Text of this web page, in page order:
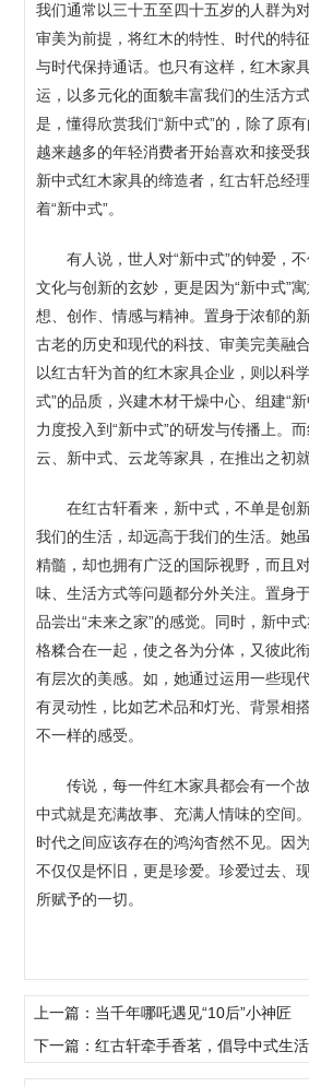
我们通常以三十五至四十五岁的人群为
审美为前提，将红木的特性、时代的特
与时代保持通话。也只有这样，红木家
运，以多元化的面貌丰富我们的生活方
是，懂得欣赏我们“新中式”的，除了原
越来越多的年轻消费者开始喜欢和接受
新中式红木家具的缔造者，红古轩总经
着“新中式”。
有人说，世人对“新中式”的钟爱，不
文化与创新的玄妙，更是因为“新中式”
想、创作、情感与精神。置身于浓郁的
古老的历史和现代的科技、审美完美融
以红古轩为首的红木家具企业，则以科
式”的品质，兴建木材干燥中心、组建“
力度投入到“新中式”的研发与传播上。
云、新中式、云龙等家具，在推出之初
在红古轩看来，新中式，不单是创
我们的生活，却远高于我们的生活。她
精髓，却也拥有广泛的国际视野，而且
味、生活方式等问题都分外关注。置身
品尝出“未来之家”的感觉。同时，新中
格糅合在一起，使之各为分体，又彼此
有层次的美感。如，她通过运用一些现
有灵动性，比如艺术品和灯光、背景相
不一样的感受。
传说，每一件红木家具都会有一个
中式就是充满故事、充满人情味的空间
时代之间应该存在的鸿沟杳然不见。因
不仅仅是怀旧，更是珍爱。珍爱过去、
所赋予的一切。
上一篇：当千年哪吒遇见“10后”小神匠
下一篇：红古轩牵手香茗，倡导中式生活